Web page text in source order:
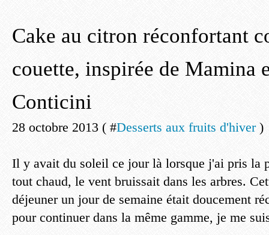
Cake au citron réconfortant
couette, inspirée de Mamina
Conticini
28 octobre 2013 ( #Desserts aux fruits d'hiver)
Il y avait du soleil ce jour là lorsque j'ai pris la
tout chaud, le vent bruissait dans les arbres.
déjeuner un jour de semaine était doucement
pour continuer dans la même gamme, je me